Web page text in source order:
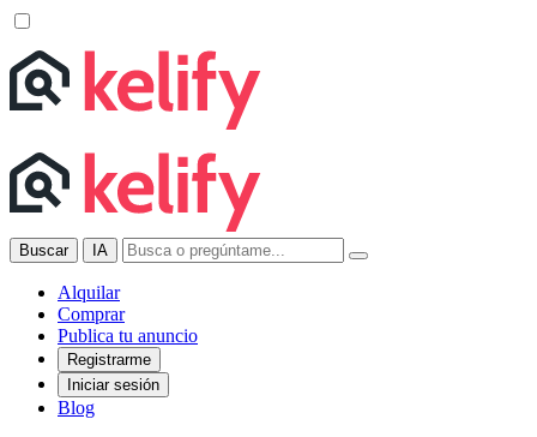
Buscar IA
Alquilar
Comprar
Publica tu anuncio
Registrarme
Iniciar sesión
Blog